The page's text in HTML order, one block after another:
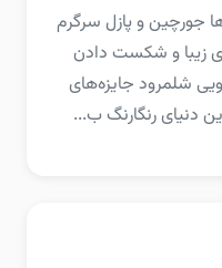
جورچین و پازل سرگرم
زیبا و شکست دادن
شلمرود جایزه‌های
دنیای رنگارنگ ب...